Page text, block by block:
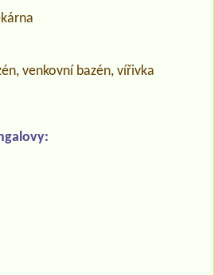
venkovní bazén, vířivka